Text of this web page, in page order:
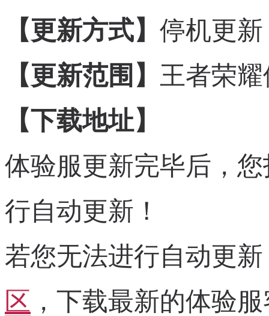
【更新方式】 停机更新
【更新范围】 王者荣
【下载地址】
体验服更新完毕后，
行自动更新！
若您无法进行自动更
区 ，下载最新的体验